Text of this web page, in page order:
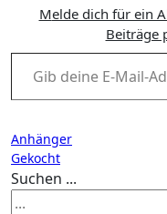
Melde dich für ein Abonnement an, um die neuesten
Beiträge
Gib deine E-Mail-Adresse ein ...
Anhänger
Gekocht
Suchen ...